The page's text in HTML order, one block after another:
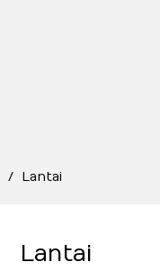
Lantai
Lantai